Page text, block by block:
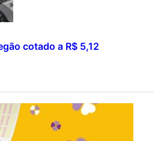
cotado a R$ 5,12